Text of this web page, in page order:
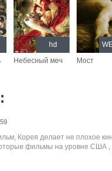
Небесный меч
hd
Мост
Корея делает не плохое
фильмы на уровне США ,